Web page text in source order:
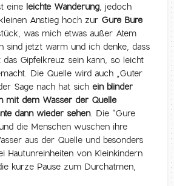
eine leichte Wanderung, jedoch
Anstieg hoch zur Gure Bure
was mich etwas außer Atem
sind jetzt warm und ich denke, dass
Gipfelkreuz sein kann, so leicht
Die Quelle wird auch „Guter
Sage nach hat sichein blinder
mit dem Wasser der Quelle
dann wieder sehen. Die “Gure
die Menschen wuschen ihre
aus der Quelle und besonders
Hautunreinheiten von Kleinkindern
kurze Pause zum Durchatmen,